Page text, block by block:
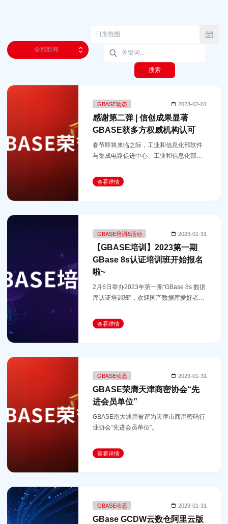
全部新闻
搜索
GBASE动态 2023-02-01
感谢第二弹 | 信创成果显著
GBASE获多方权威机构认可
春节即将来临之际，工业和信息化部软件
与集成电路促进中心、工业和信息化部电
数据研究所大数据与区块链部等权威机构
纷纷向GBASE南大通用发来感谢
查看详情
GBASE培训&活动 2023-01-31
【GBASE培训】2023第一期
GBase 8s认证培训班开始报名
啦~
2月6日举办2023年第一期“GBase 8s 数据
库认证培训班”，欢迎国产数据库爱好者踊
查看详情
GBASE动态 2023-01-31
GBASE荣膺天津商密协会“先
进会员单位”
GBASE南大通用被评为天津市商用密码行
业协会“先进会员单位”。
查看详情
GBASE动态 2023-01-31
GBase GCDW云数仓阿里云版